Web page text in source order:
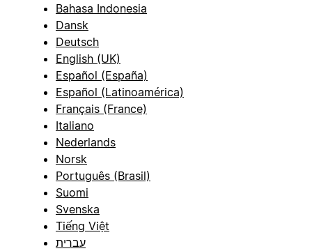
Bahasa Indonesia
Dansk
Deutsch
English (UK)
Español (España)
Español (Latinoamérica)
Français (France)
Italiano
Nederlands
Norsk
Português (Brasil)
Suomi
Svenska
Tiếng Việt
עברית